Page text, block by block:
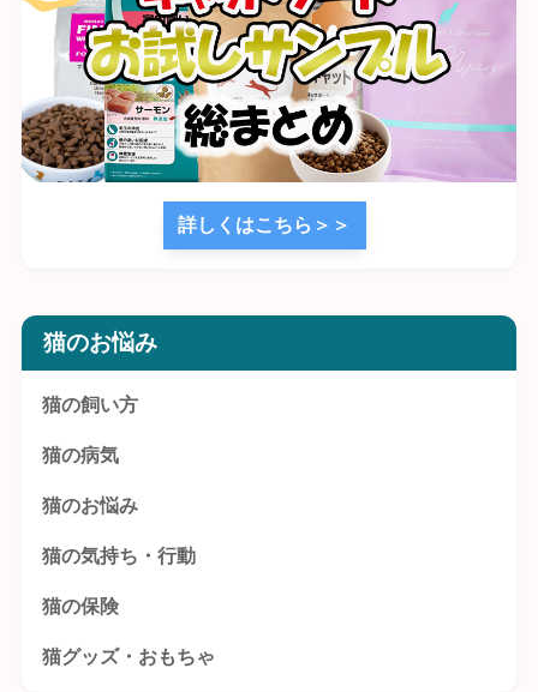
詳しくはこちら＞＞
猫のお悩み
猫の飼い方
猫の病気
猫のお悩み
猫の気持ち・行動
猫の保険
猫グッズ・おもちゃ